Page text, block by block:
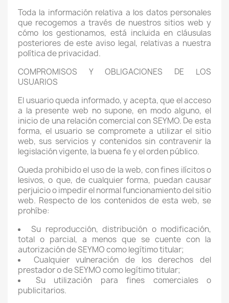
Toda la información relativa a los datos personales
que recogemos a través de nuestros sitios web y
cómo los gestionamos, está incluida en cláusulas
posteriores de este aviso legal, relativas a nuestra
política de privacidad.
COMPROMISOS Y OBLIGACIONES DE LOS
USUARIOS
El usuario queda informado, y acepta, que el acceso
a la presente web no supone, en modo alguno, el
inicio de una relación comercial con SEYMO. De esta
forma, el usuario se compromete a utilizar el sitio
web, sus servicios y contenidos sin contravenir la
legislación vigente, la buena fe y el orden público.
Queda prohibido el uso de la web, con fines ilícitos o
lesivos, o que, de cualquier forma, puedan causar
perjuicio o impedir el normal funcionamiento del sitio
web. Respecto de los contenidos de esta web, se
prohíbe:
Su reproducción, distribución o modificación,
total o parcial, a menos que se cuente con la
autorización de SEYMO como legítimo titular;
Cualquier vulneración de los derechos del
prestador o de SEYMO como legítimo titular;
Su utilización para fines comerciales o
publicitarios.